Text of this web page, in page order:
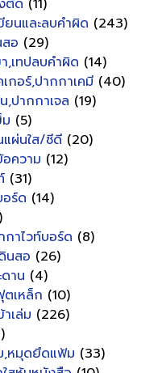
ตัด (11)
นและลบคำผิด (243)
อ (29)
,เทปลบคำผิด (14)
กอร์,ปากกาเคมี (40)
,ปากกาเจล (19)
(5)
แผ่นใส/ซีดี (20)
ความ (12)
(31)
อร์ด (14)
าไวท์บอร์ด (8)
นสอ (26)
าน (4)
ตเหล็ก (10)
เล่ม (226)
หมุดยึดแฟ้ม (33)